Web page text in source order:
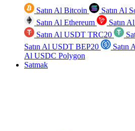
Satın Al Bitcoin Satın Al
Satın Al Ethereum
Satın
Satın Al USDT TRC20
Satın Al USDT BEP20
Satın
Al USDC Polygon
Satmak